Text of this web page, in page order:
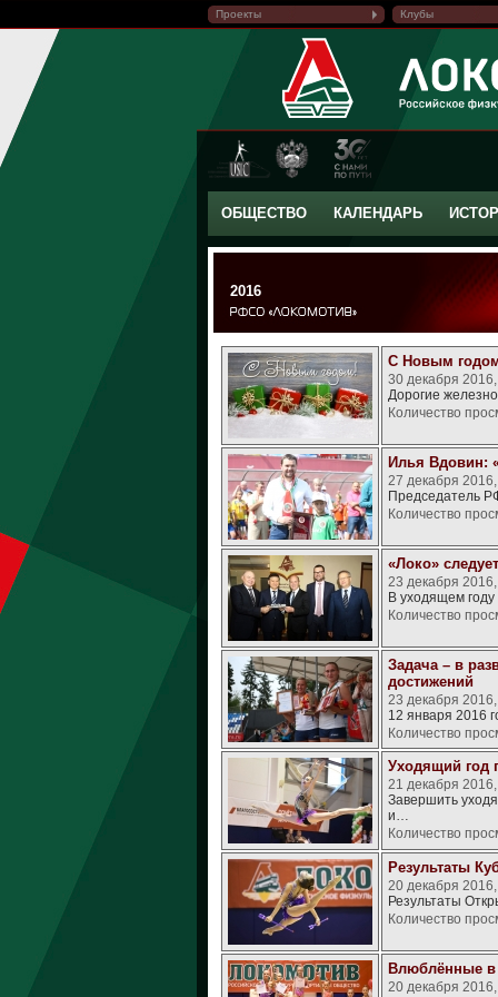
Проекты Клубы
ОБЩЕСТВО КАЛЕНДАРЬ
2016
С Новым
30 декабря
Дорогие
Количество
Илья Вдовин:
27 декабря
Председатель
Количество
«Локо»
23 декабря
В уходящем
Количество
Задача – в
достижений
23 декабря
12 января 2016
Количество
Уходящий год
21 декабря
Завершить
и…
Количество
Результаты
20 декабря
Результаты
Количество
Влюблённые в
20 декабря 2016,